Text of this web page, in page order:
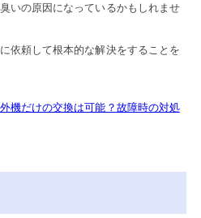
いの原因になっているかもしれませ
依頼して根本的な解決をすることを
機だけの交換は可能？故障時の対処